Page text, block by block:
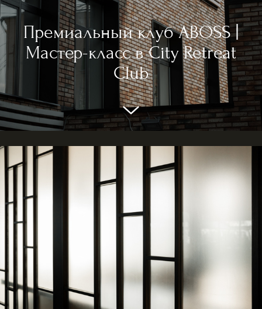
Премиальный клуб ABOSS |
Мастер-класс в City Retreat
Club